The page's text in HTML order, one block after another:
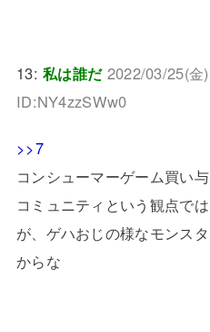
13:私は誰だ 2022/03/25(
ID:NY4zzSWw0
>>7
コンシューマーゲーム買い
コミュニティという観点で
が、ゲハおじの様なモンス
からな